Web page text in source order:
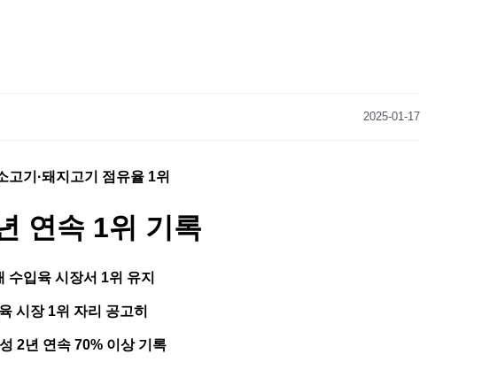
2025-01-17
고기·돼지고기 점유율 1위
연속 1위 기록
수입육 시장서 1위 유지
시장 1위 자리 공고히
2년 연속 70% 이상 기록